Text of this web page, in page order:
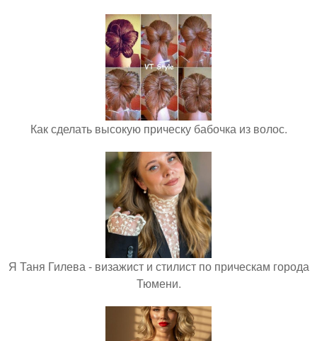
Как сделать высокую прическу бабочка из волос.
Я Таня Гилева - визажист и стилист по прическам города
Тюмени.